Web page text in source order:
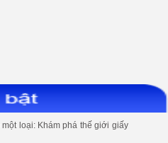
loại: Khám phá thế giới giấy